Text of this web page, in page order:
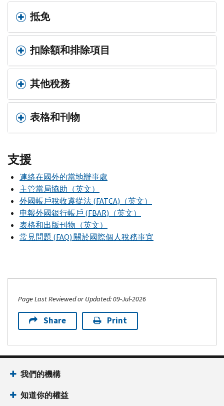
抵免
扣除額和排除項目
其他稅務
表格和刊物
支援
連絡在國外的當地辦事處
主管當局協助（英文）
外國帳戶稅收遵從法 (FATCA)（英文）
申報外國銀行帳戶 (FBAR)（英文）
表格和出版刊物（英文）
常見問題 (FAQ) 關於國際個人稅務事宜
Page Last Reviewed or Updated: 09-Jul-2026
Share Print
我們的機構
知道你的權益